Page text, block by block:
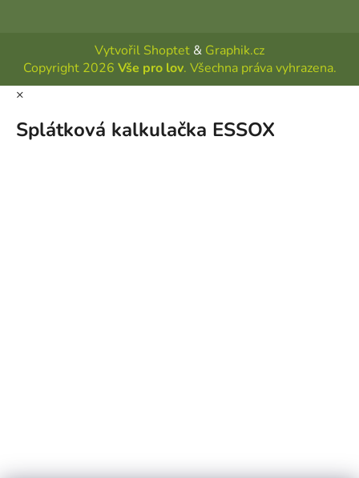
Vytvořil Shoptet & Graphik.cz
Copyright 2026 Vše pro lov. Všechna práva vyhrazena.
×
Splátková kalkulačka ESSOX